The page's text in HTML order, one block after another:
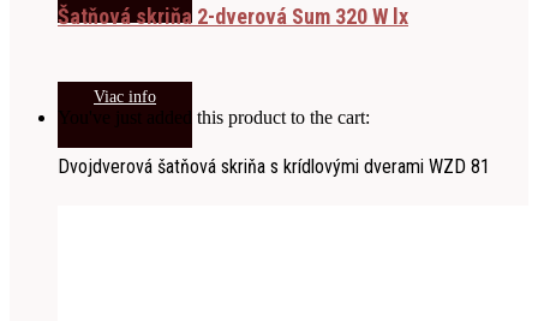
Šatňová skriňa 2-dverová Sum 320 W lx
Viac info
You've just added this product to the cart:
Dvojdverová šatňová skriňa s krídlovými dverami WZD 81